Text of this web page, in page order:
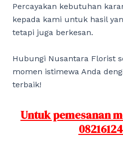
Percayakan kebutuhan
kepada kami untuk hasil
tetapi juga berkesan.
Hubungi Nusantara Florist
momen istimewa Anda
terbaik!
Untuk pemesanan